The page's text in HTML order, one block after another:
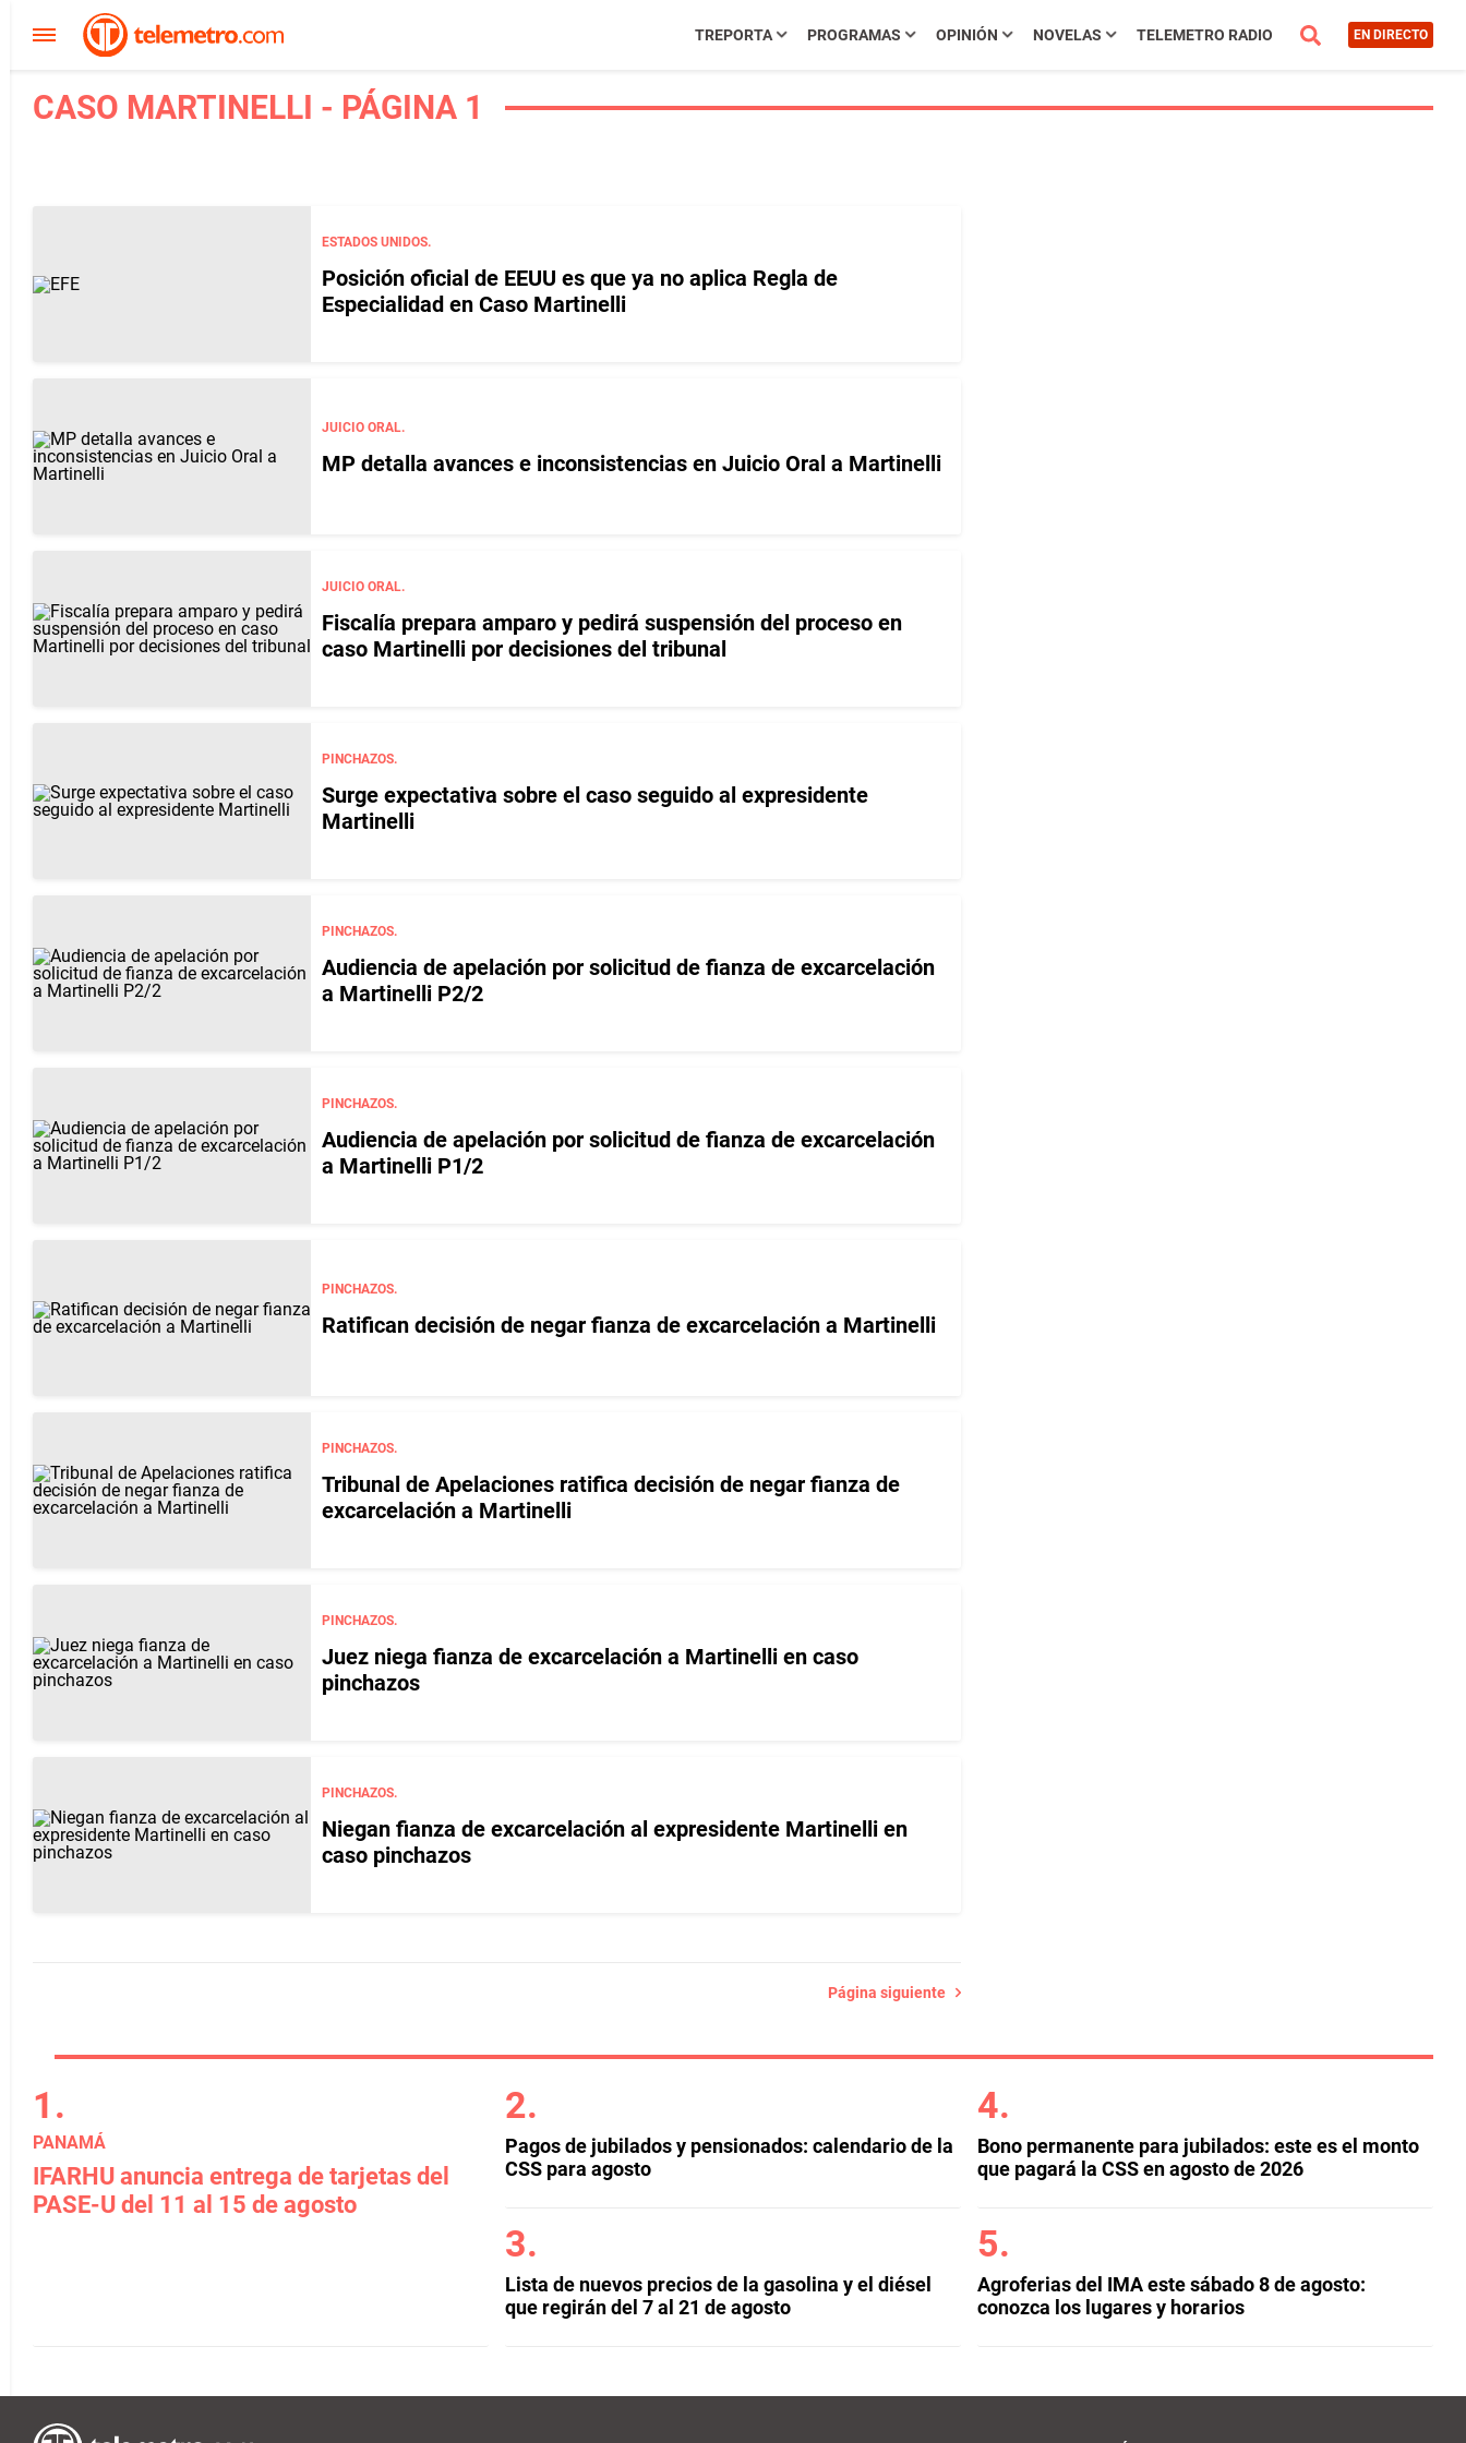
TREPORTA PROGRAMAS OPINIÓN NOVELAS TELEMETRO RADIO EN DIRECTO
CASO MARTINELLI - PÁGINA 1
ESTADOS UNIDOS.
Posición oficial de EEUU es que ya no aplica Regla de
Especialidad en Caso Martinelli
JUICIO ORAL.
MP detalla avances e inconsistencias en Juicio Oral a Martinelli
JUICIO ORAL.
Fiscalía prepara amparo y pedirá suspensión del proceso en
caso Martinelli por decisiones del tribunal
PINCHAZOS.
Surge expectativa sobre el caso seguido al expresidente
Martinelli
PINCHAZOS.
Audiencia de apelación por solicitud de fianza de excarcelación
a Martinelli P2/2
PINCHAZOS.
Audiencia de apelación por solicitud de fianza de excarcelación
a Martinelli P1/2
PINCHAZOS.
Ratifican decisión de negar fianza de excarcelación a Martinelli
PINCHAZOS.
Tribunal de Apelaciones ratifica decisión de negar fianza de
excarcelación a Martinelli
PINCHAZOS.
Juez niega fianza de excarcelación a Martinelli en caso
pinchazos
PINCHAZOS.
Niegan fianza de excarcelación al expresidente Martinelli en
caso pinchazos
Página siguiente
PANAMÁ
IFARHU anuncia entrega de tarjetas del
PASE-U del 11 al 15 de agosto
Pagos de jubilados y pensionados: calendario de la
CSS para agosto
Lista de nuevos precios de la gasolina y el diésel
que regirán del 7 al 21 de agosto
Bono permanente para jubilados: este es el monto
que pagará la CSS en agosto de 2026
Agroferias del IMA este sábado 8 de agosto:
conozca los lugares y horarios